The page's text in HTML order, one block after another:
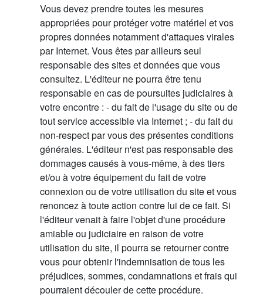
Vous devez prendre toutes les mesures
appropriées pour protéger votre matériel et vos
propres données notamment d'attaques virales
par Internet. Vous êtes par ailleurs seul
responsable des sites et données que vous
consultez. L'éditeur ne pourra être tenu
responsable en cas de poursuites judiciaires à
votre encontre : - du fait de l'usage du site ou de
tout service accessible via Internet ; - du fait du
non-respect par vous des présentes conditions
générales. L'éditeur n'est pas responsable des
dommages causés à vous-même, à des tiers
et/ou à votre équipement du fait de votre
connexion ou de votre utilisation du site et vous
renoncez à toute action contre lui de ce fait. Si
l'éditeur venait à faire l'objet d'une procédure
amiable ou judiciaire en raison de votre
utilisation du site, il pourra se retourner contre
vous pour obtenir l'indemnisation de tous les
préjudices, sommes, condamnations et frais qui
pourraient découler de cette procédure.